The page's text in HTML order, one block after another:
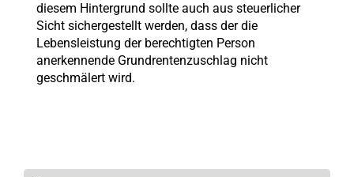
diesem Hintergrund sollte auch aus steuerlicher
Sicht sichergestellt werden, dass der die
Lebensleistung der berechtigten Person
anerkennende Grundrentenzuschlag nicht
geschmälert wird.